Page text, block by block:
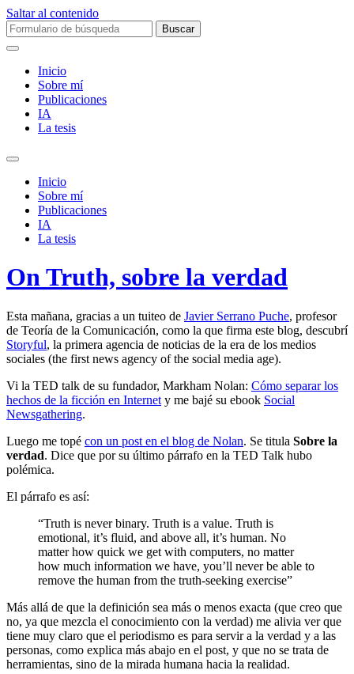
Saltar al contenido
Buscar:
Inicio
Sobre mí­
Publicaciones
IA
La tesis
Alternar
campo
búsqueda
Inicio
Sobre mí­
Publicaciones
IA
La tesis
On Truth, sobre la verdad
Esta mañana, gracias a un tuiteo de Javier Serrano Puche, profesor
de Teoría de la Comunicación, como la que firma este blog, descubrí
Storyful, la primera agencia de noticias de la era de los medios
sociales (the first news agency of the social media age).
Vi la TED talk de su fundador, Markham Nolan: Cómo separar los
hechos de la ficción en Internet y me bajé su ebook Social
Newsgathering.
Luego me topé con un post en el blog de Nolan. Se titula Sobre la
verdad. Dice que por su último párrafo en la TED Talk hubo
polémica.
El párrafo es así:
“Truth is never binary. Truth is a value. Truth is
emotional, it’s fluid, and above all, it’s human. No
matter how quick we get with computers, no matter
how much information we have, you’ll never be able to
remove the human from the truth-seeking exercise”
Más allá de que la definición sea más o menos exacta (que creo que
no, ya que mezcla el conocimiento con la verdad) me alivia ver que
tiene muy claro que el periodismo es para servir a la verdad y a las
personas, como explica más abajo en el post, y que no se trata de
herramientas, sino de la mirada humana hacia la realidad.